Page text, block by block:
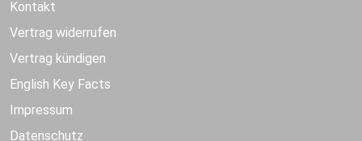
Kontakt
Vertrag widerrufen
Vertrag kündigen
English Key Facts
Impressum
Datenschutz